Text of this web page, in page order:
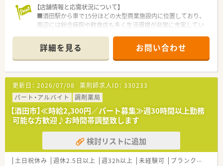
☆ライフイベントに応じて柔軟に対応できる環境で長く就業し
たい方
☆土日休みで、ワークライフバランスが実現できる環境で働きた
☆大手グループ企業で安定して働きたい方
【店舗情報と応需状況について】
■酒田駅から車で15分ほどの大型商業施設内に位置しており、
周辺には総合病院や飲食店も多く生活環境が非常に充実してい
■処方箋は近隣の医療機関を含む面応需がメインとなっており、
月間約700枚の処方箋を丁寧かつ迅速に受け付けている店舗で
す。
■1日あたりの応需枚数は20枚から30枚程度とゆとりがあり、患
者様一人ひとりと向き合いながらじっくり丁寧な対応が可能で
す。
【法人特徴について】
■国内最大級の小売業グループに属する安定企業であり、ショッ
ピングモールを地域医療の拠点とする独自の事業を展開してい
ます。
■衣食住の「住」を支えるヘルス＆ビューティーケア事業を重要
視し、地域のニーズを先取りするステーションを目指していま
す。
詳細を見る お問い合わせ
更新日： 2026/07/08 薬剤師求人ID： 330233
パート・アルバイト
調剤薬局
【酒田市】≪時給2,300円／パート募集≫週30時間以上勤務
可能な方歓迎♪お時間帯調整致します
検討リストに追加
土日祝休み 週休2.5日以上 週32h以上 未経験可 ブランク可